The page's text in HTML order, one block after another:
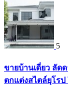
5
ขายบ้านเดี่ยว ลัด
ตกแต่งสไตล์ยุโรป